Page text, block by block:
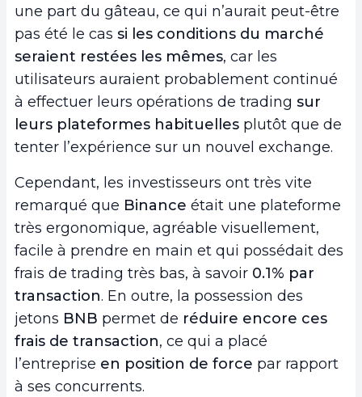
une part du gâteau, ce qui n’aurait peut-être
pas été le cas si les conditions du marché
seraient restées les mêmes, car les
utilisateurs auraient probablement continué
à effectuer leurs opérations de trading sur
leurs plateformes habituelles plutôt que de
tenter l’expérience sur un nouvel exchange.
Cependant, les investisseurs ont très vite
remarqué que Binance était une plateforme
très ergonomique, agréable visuellement,
facile à prendre en main et qui possédait des
frais de trading très bas, à savoir 0.1% par
transaction. En outre, la possession des
jetons BNB permet de réduire encore ces
frais de transaction, ce qui a placé
l’entreprise en position de force par rapport
à ses concurrents.